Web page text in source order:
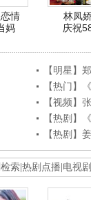
情
妈
林凤
庆祝
【明星】
【热门】
【视频】
【热剧】
【热剧】
索 热剧点播 电视